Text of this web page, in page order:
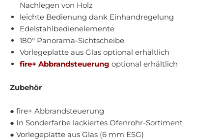
Nachlegen von Holz
leichte Bedienung dank Einhandregelung
Edelstahlbedienelemente
180° Panorama-Sichtscheibe
Vorlegeplatte aus Glas optional erhältlich
fire+ Abbrandsteuerung optional erhältlich
Zubehör
● fire+ Abbrandsteuerung
● In Sonderfarbe lackiertes Ofenrohr-Sortiment
● Vorlegeplatte aus Glas (6 mm ESG)